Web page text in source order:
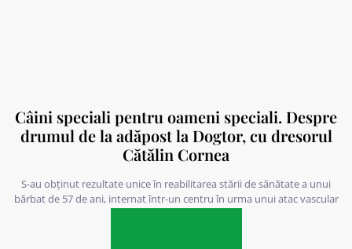
Câini speciali pentru oameni speciali. Despre
drumul de la adăpost la Dogtor, cu dresorul
Cătălin Cornea
S-au obținut rezultate unice în reabilitarea stării de sănătate a unui
bărbat de 57 de ani, internat într-un centru în urma unui atac vascular